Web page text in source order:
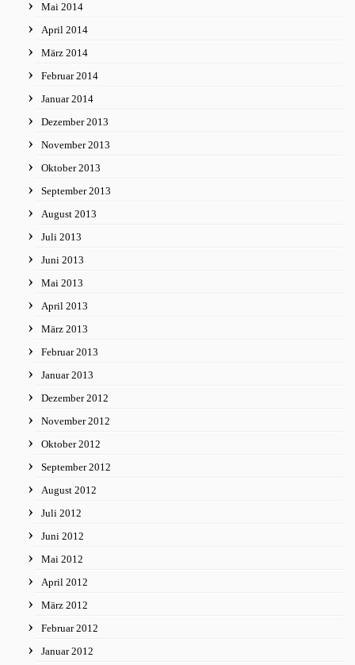
Mai 2014
April 2014
März 2014
Februar 2014
Januar 2014
Dezember 2013
November 2013
Oktober 2013
September 2013
August 2013
Juli 2013
Juni 2013
Mai 2013
April 2013
März 2013
Februar 2013
Januar 2013
Dezember 2012
November 2012
Oktober 2012
September 2012
August 2012
Juli 2012
Juni 2012
Mai 2012
April 2012
März 2012
Februar 2012
Januar 2012